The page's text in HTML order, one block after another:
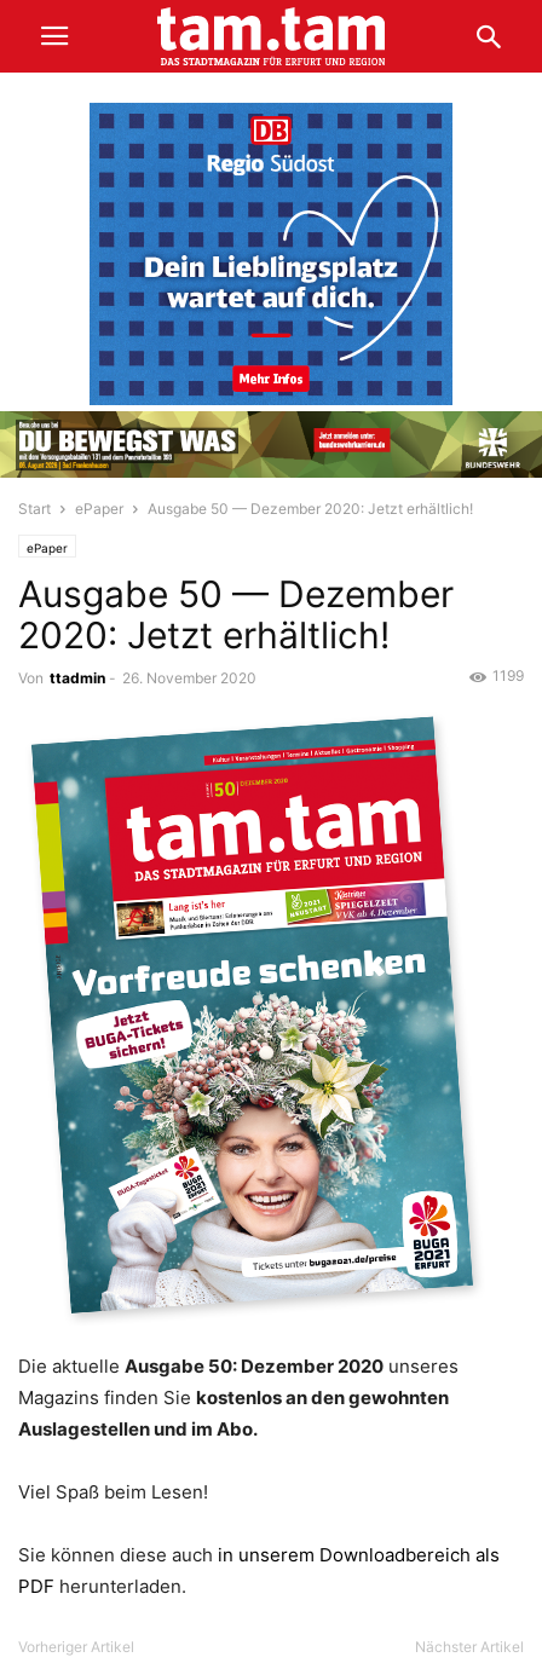
Start ePaper Ausgabe 50 — Dezember 2020: Jetzt erhältlich!
ePaper
Ausgabe 50 — Dezember
2020: Jetzt erhältlich!
Von ttadmin - 26. November 2020 1199
Die aktuelle Ausgabe 50: Dezember 2020 unseres
Magazins finden Sie kostenlos an den gewohnten
Auslagestellen und im Abo.
Viel Spaß beim Lesen!
Sie können diese auch in unserem Downloadbereich als
PDF herunterladen.
Vorheriger Artikel Nächster Artikel